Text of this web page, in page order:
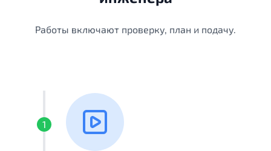
Работы включают проверку, план и подачу.
1